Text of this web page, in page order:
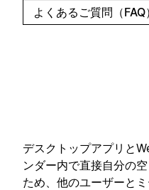
よくあるご質問（
デスクトップアプリと
ンダー内で直接自分の
ため、他のユーザーと